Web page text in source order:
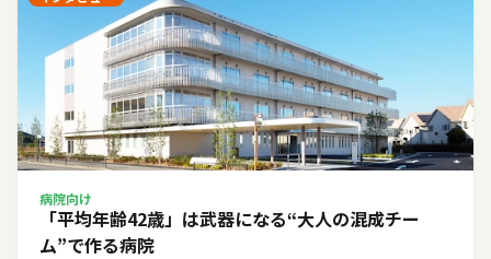
病院向け
「平均年齢42歳」は武器になる――“大人の混成チー
ム”で作る病院